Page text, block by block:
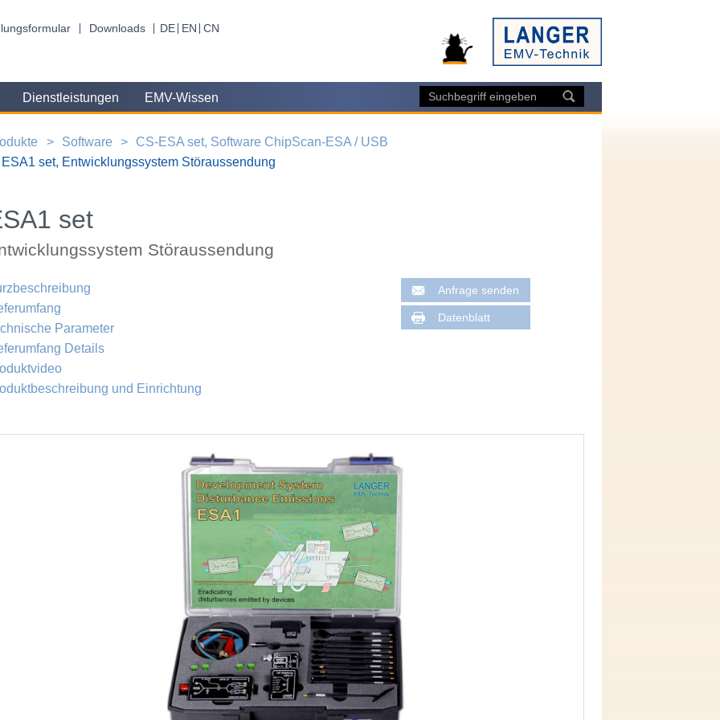
Downloads DE EN CN
Dienstleistungen EMV-Wissen
Software
CS-ESA set, Software ChipScan-ESA / USB
ESA1 set, Entwicklungssystem Störaussendung
set
Störaussendung
Parameter
Details
und Einrichtung
Anfrage senden
Datenblatt